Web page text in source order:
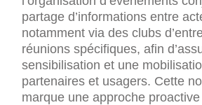
partage d’informations entre
notamment via des clubs
réunions spécifiques, afin
sensibilisation et une
partenaires et usagers. Cette
marque une approche